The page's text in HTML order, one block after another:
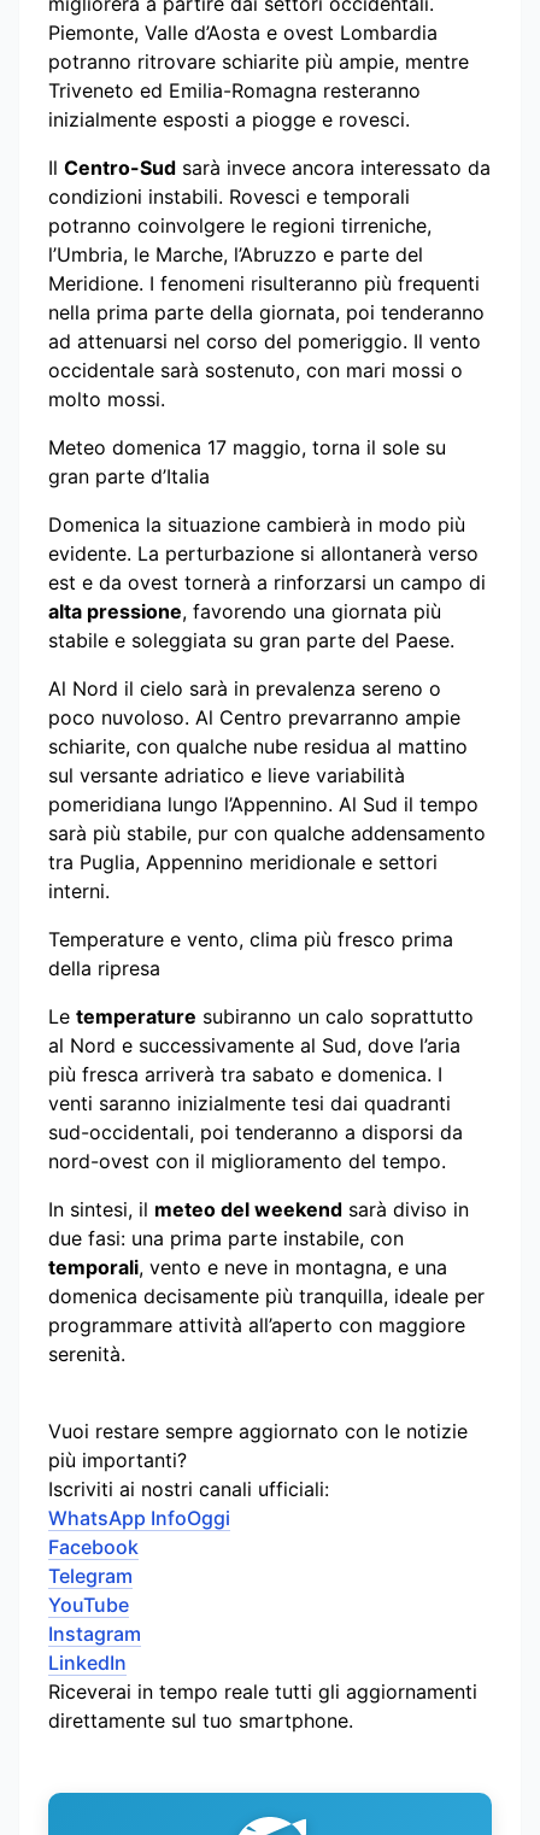
Piemonte, Valle d’Aosta e ovest Lombardia
potranno ritrovare schiarite più ampie, mentre
Triveneto ed Emilia-Romagna resteranno
inizialmente esposti a piogge e rovesci.
Il Centro-Sud sarà invece ancora interessato da
condizioni instabili. Rovesci e temporali
potranno coinvolgere le regioni tirreniche,
l’Umbria, le Marche, l’Abruzzo e parte del
Meridione. I fenomeni risulteranno più frequenti
nella prima parte della giornata, poi tenderanno
ad attenuarsi nel corso del pomeriggio. Il vento
occidentale sarà sostenuto, con mari mossi o
molto mossi.
Meteo domenica 17 maggio, torna il sole su
gran parte d’Italia
Domenica la situazione cambierà in modo più
evidente. La perturbazione si allontanerà verso
est e da ovest tornerà a rinforzarsi un campo di
alta pressione, favorendo una giornata più
stabile e soleggiata su gran parte del Paese.
Al Nord il cielo sarà in prevalenza sereno o
poco nuvoloso. Al Centro prevarranno ampie
schiarite, con qualche nube residua al mattino
sul versante adriatico e lieve variabilità
pomeridiana lungo l’Appennino. Al Sud il tempo
sarà più stabile, pur con qualche addensamento
tra Puglia, Appennino meridionale e settori
interni.
Temperature e vento, clima più fresco prima
della ripresa
Le temperature subiranno un calo soprattutto
al Nord e successivamente al Sud, dove l’aria
più fresca arriverà tra sabato e domenica. I
venti saranno inizialmente tesi dai quadranti
sud-occidentali, poi tenderanno a disporsi da
nord-ovest con il miglioramento del tempo.
In sintesi, il meteo del weekend sarà diviso in
due fasi: una prima parte instabile, con
temporali, vento e neve in montagna, e una
domenica decisamente più tranquilla, ideale per
programmare attività all’aperto con maggiore
serenità.
Vuoi restare sempre aggiornato con le notizie
più importanti?
Iscriviti ai nostri canali ufficiali:
WhatsApp InfoOggi
Facebook
Telegram
YouTube
Instagram
LinkedIn
Riceverai in tempo reale tutti gli aggiornamenti
direttamente sul tuo smartphone.